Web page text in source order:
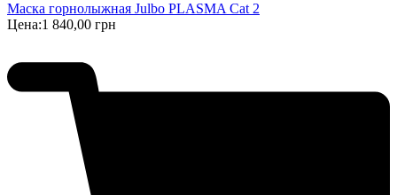
Маска горнолыжная Julbo PLASMA Cat 2
Цена:1 840,00 грн